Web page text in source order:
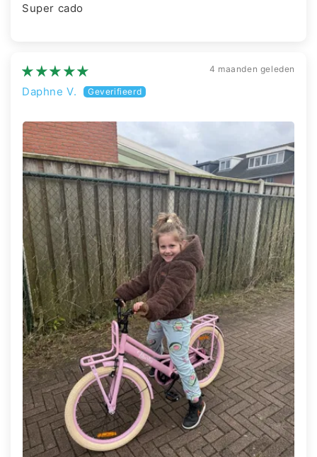
Super cado
4 maanden geleden
Daphne V.